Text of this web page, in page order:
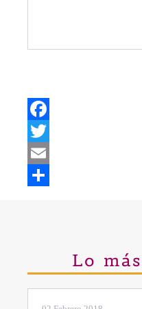
Facebook
Twitter
Email
Lo